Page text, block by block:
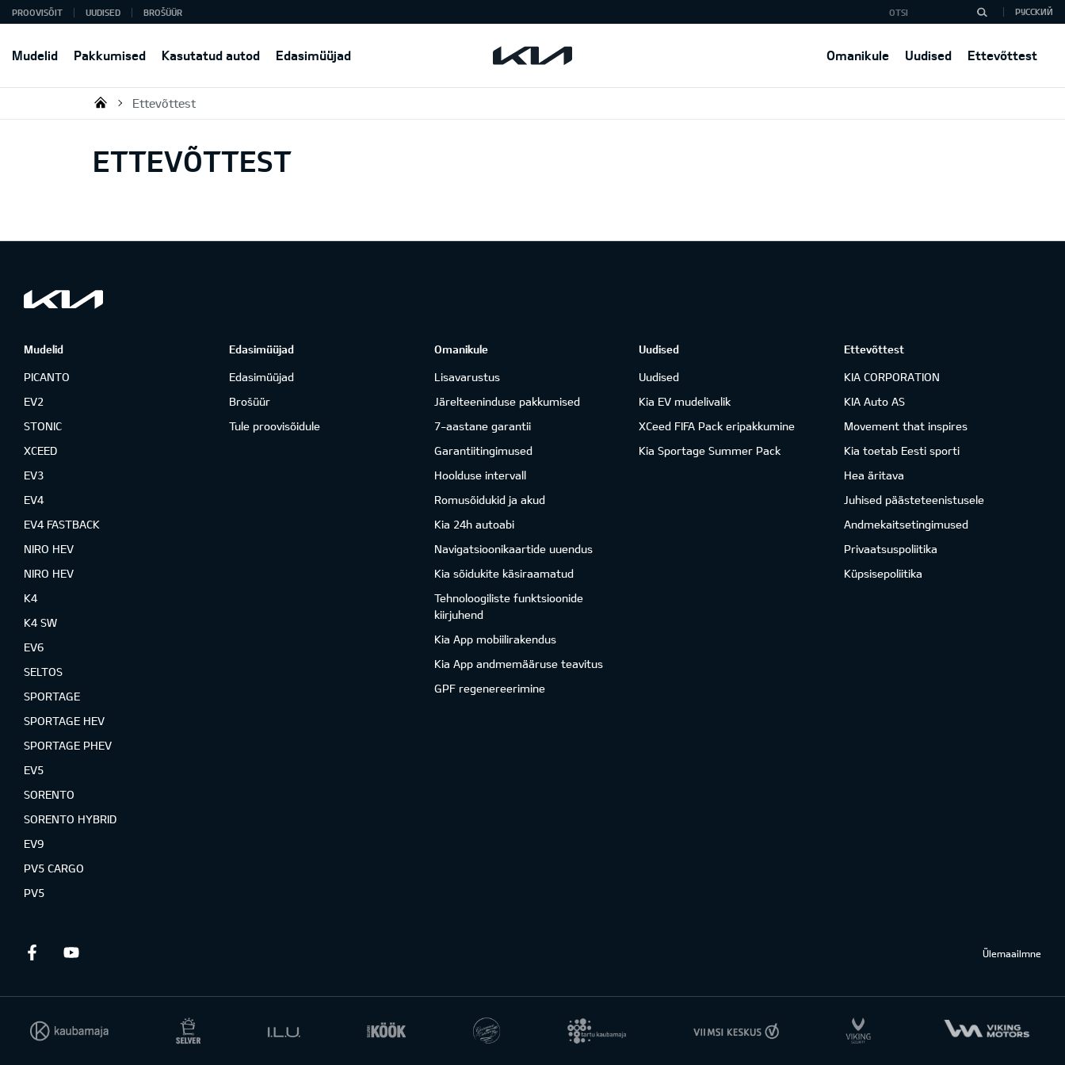
Mudelid Pakkumised Kasutatud autod Edasimüüjad Omanikule Uudised Ettevõttest
PROOVISÕIT UUDISED BROŠÜÜR РУССКИЙ
KIA AUTO AS
Ettevõttest
ETTEVÕTTEST
Mudelid
PICANTO
EV2
STONIC
XCEED
EV3
EV4
EV4 FASTBACK
NIRO HEV
NIRO HEV
K4
K4 SW
EV6
SELTOS
SPORTAGE
SPORTAGE HEV
SPORTAGE PHEV
EV5
SORENTO
SORENTO HYBRID
EV9
PV5 CARGO
PV5
Edasimüüjad
Edasimüüjad
Brošüür
Tule proovisõidule
Omanikule
Lisavarustus
Järelteeninduse pakkumised
7-aastane garantii
Garantiitingimused
Hoolduse intervall
Romusõidukid ja akud
Kia 24h autoabi
Navigatsioonikaartide uuendus
Kia sõidukite käsiraamatud
Tehnoloogiliste funktsioonide
kiirjuhend
Kia App mobiilirakendus
Kia App andmemääruse teavitus
GPF regenereerimine
Uudised
Uudised
Kia EV mudelivalik
XCeed FIFA Pack eripakkumine
Kia Sportage Summer Pack
Ettevõttest
KIA CORPORATION
KIA Auto AS
Movement that inspires
Kia toetab Eesti sporti
Hea äritava
Juhised päästeteenistusele
Andmekaitsetingimused
Privaatsuspoliitika
Küpsisepoliitika
Facebook Ülemaailmne